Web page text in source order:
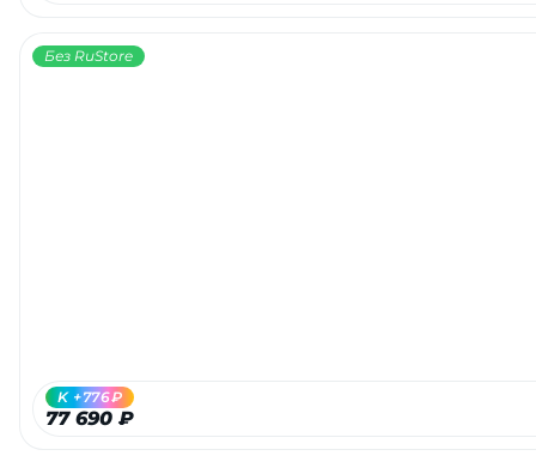
Без RuStore
77 690 ₽
K +776₽